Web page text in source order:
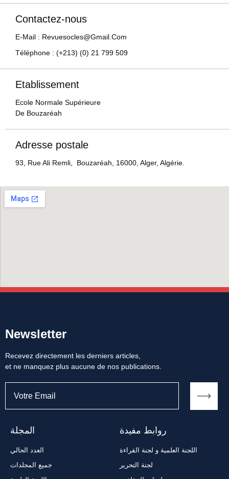
Contactez-nous
E-Mail : Revuesocles@gmail.com
Téléphone : (+213) (0) 21 799 509
Etablissement
Ecole Normale Supérieure
De Bouzaréah
Adresse postale
93, Rue Ali Remli, Bouzaréah, 16000, Alger, Algérie.
Newsletter
Recevez directement les derniers articles,
et ne manquez plus aucune de nos publications.
المجلة
العدد الحالي
جميع المجلدات
روابط مفيدة
اللجنة العلمية و لجنة القراءة
لجنة التحرير